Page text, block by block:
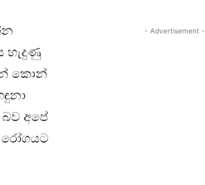
- Advertisement -
හැදුණු
කොන්
අපේ
රෝගයට